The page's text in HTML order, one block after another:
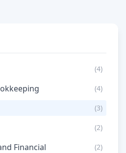
(4)
(4)
(3)
(2)
Financial (2)